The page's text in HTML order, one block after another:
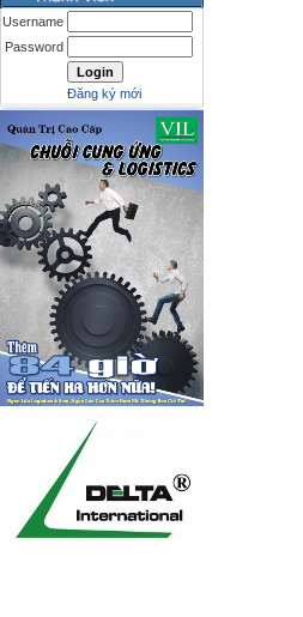
Username
Password
Đăng ký mới